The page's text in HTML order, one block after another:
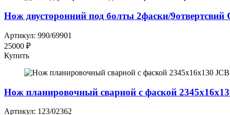
Нож двусторонний под болты 2фаски/9отвертсвий
Артикул: 990/69901
25000 ₽
Купить
Нож планировочный сварной с фаской
Артикул: 123/02362